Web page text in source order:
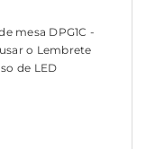
mesa DPG1C -
o Lembrete
de LED